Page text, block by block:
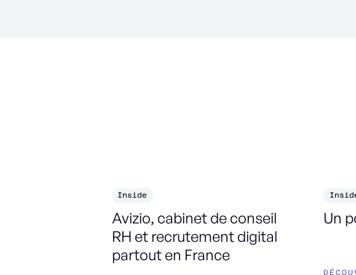
Inside
Avizio, cabinet de conseil
RH et recrutement digital
partout en France
Un